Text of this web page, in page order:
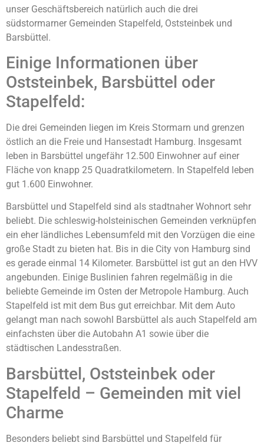
unser Geschäftsbereich natürlich auch die drei
südstormarner Gemeinden Stapelfeld, Oststeinbek und
Barsbüttel.
Einige Informationen über
Oststeinbek, Barsbüttel oder
Stapelfeld:
Die drei Gemeinden liegen im Kreis Stormarn und grenzen
östlich an die Freie und Hansestadt Hamburg. Insgesamt
leben in Barsbüttel ungefähr 12.500 Einwohner auf einer
Fläche von knapp 25 Quadratkilometern. In Stapelfeld leben
gut 1.600 Einwohner.
Barsbüttel und Stapelfeld sind als stadtnaher Wohnort sehr
beliebt. Die schleswig-holsteinischen Gemeinden verknüpfen
ein eher ländliches Lebensumfeld mit den Vorzügen die eine
große Stadt zu bieten hat. Bis in die City von Hamburg sind
es gerade einmal 14 Kilometer. Barsbüttel ist gut an den HVV
angebunden. Einige Buslinien fahren regelmäßig in die
beliebte Gemeinde im Osten der Metropole Hamburg. Auch
Stapelfeld ist mit dem Bus gut erreichbar. Mit dem Auto
gelangt man nach sowohl Barsbüttel als auch Stapelfeld am
einfachsten über die Autobahn A1 sowie über die
städtischen Landesstraßen.
Barsbüttel, Oststeinbek oder
Stapelfeld – Gemeinden mit viel
Charme
Besonders beliebt sind Barsbüttel und Stapelfeld für